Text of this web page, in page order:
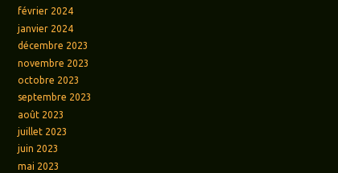
février 2024
janvier 2024
décembre 2023
novembre 2023
octobre 2023
septembre 2023
août 2023
juillet 2023
juin 2023
mai 2023